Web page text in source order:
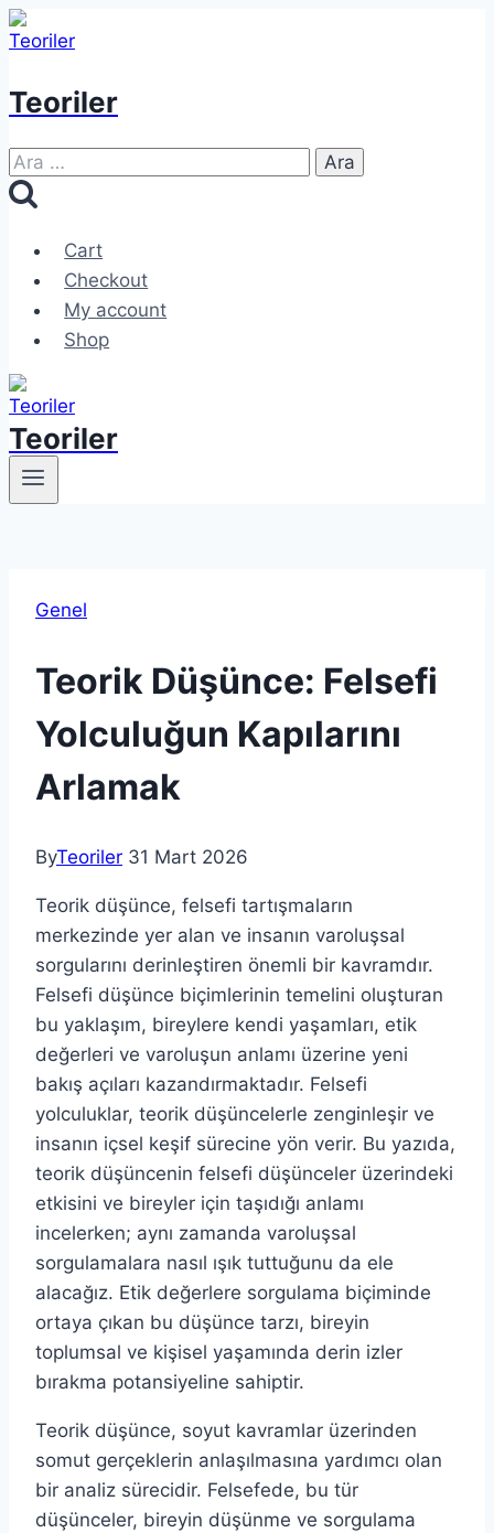
Skip
to
Teoriler
Arama:
Cart
Checkout
My account
Shop
Teoriler
Genel
Teorik Düşünce: Felsefi
Yolculuğun Kapılarını
Arlamak
ByTeoriler 31 Mart 2026
Teorik düşünce, felsefi tartışmaların
merkezinde yer alan ve insanın varoluşsal
sorgularını derinleştiren önemli bir kavramdır.
Felsefi düşünce biçimlerinin temelini oluşturan
bu yaklaşım, bireylere kendi yaşamları, etik
değerleri ve varoluşun anlamı üzerine yeni
bakış açıları kazandırmaktadır. Felsefi
yolculuklar, teorik düşüncelerle zenginleşir ve
insanın içsel keşif sürecine yön verir. Bu yazıda,
teorik düşüncenin felsefi düşünceler üzerindeki
etkisini ve bireyler için taşıdığı anlamı
incelerken; aynı zamanda varoluşsal
sorgulamalara nasıl ışık tuttuğunu da ele
alacağız. Etik değerlere sorgulama biçiminde
ortaya çıkan bu düşünce tarzı, bireyin
toplumsal ve kişisel yaşamında derin izler
bırakma potansiyeline sahiptir.
Teorik düşünce, soyut kavramlar üzerinden
somut gerçeklerin anlaşılmasına yardımcı olan
bir analiz sürecidir. Felsefede, bu tür
düşünceler, bireyin düşünme ve sorgulama